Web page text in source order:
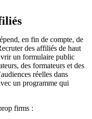
en fin de compte, de
des affiliés de haut
un formulaire public
des formateurs et des
réelles dans
un programme qui
firms :